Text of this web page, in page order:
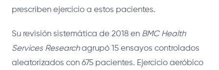
prescriben ejercicio a estos pacientes.
Su revisión sistemática de 2018 en BMC Health
Services Researchagrupó 15 ensayos controlados
aleatorizados con 675 pacientes. Ejercicio aeróbico